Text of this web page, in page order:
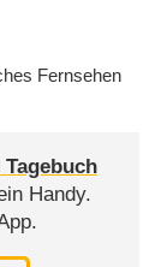
Fernsehen
Tagebuch
Handy.